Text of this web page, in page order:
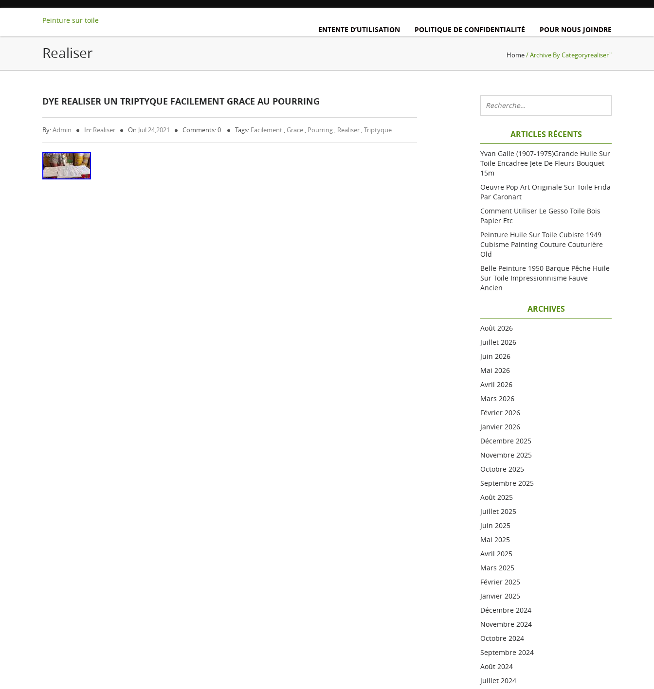
Peinture sur toile
ENTENTE D’UTILISATION
POLITIQUE DE CONFIDENTIALITÉ POUR NOUS JOINDRE
Realiser Home/ Archive By Categoryrealiser"
DYE REALISER UN TRIPTYQUE FACILEMENT GRACE AU POURRING
By:Admin In: Realiser On Juil 24,2021 Comments: 0 Tags: Facilement , Grace , Pourring , Realiser ,Triptyque ARTICLES RÉCENTS
Yvan Galle (1907-1975)grande Huile Sur
Toile Encadree Jete De Fleurs Bouquet
15m
Oeuvre Pop Art Originale Sur Toile Frida
Par Caronart
Comment Utiliser Le Gesso Toile Bois
Papier Etc
Peinture Huile Sur Toile Cubiste 1949
Cubisme Painting Couture Couturière
Old
Belle Peinture 1950 Barque Pêche Huile
Sur Toile Impressionnisme Fauve
Ancien
ARCHIVES
Août 2026
Juillet 2026
Juin 2026
Mai 2026
Avril 2026
Mars 2026
Février 2026
Janvier 2026
Décembre 2025
Novembre 2025
Octobre 2025
Septembre 2025
Août 2025
Juillet 2025
Juin 2025
Mai 2025
Avril 2025
Mars 2025
Février 2025
Janvier 2025
Décembre 2024
Novembre 2024
Octobre 2024
Septembre 2024
Août 2024
Juillet 2024